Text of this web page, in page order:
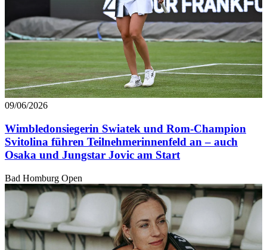
09/06/2026
Wimbledonsiegerin Swiatek und Rom-Champion
Svitolina führen Teilnehmerinnenfeld an – auch
Osaka und Jungstar Jovic am Start
Bad Homburg Open